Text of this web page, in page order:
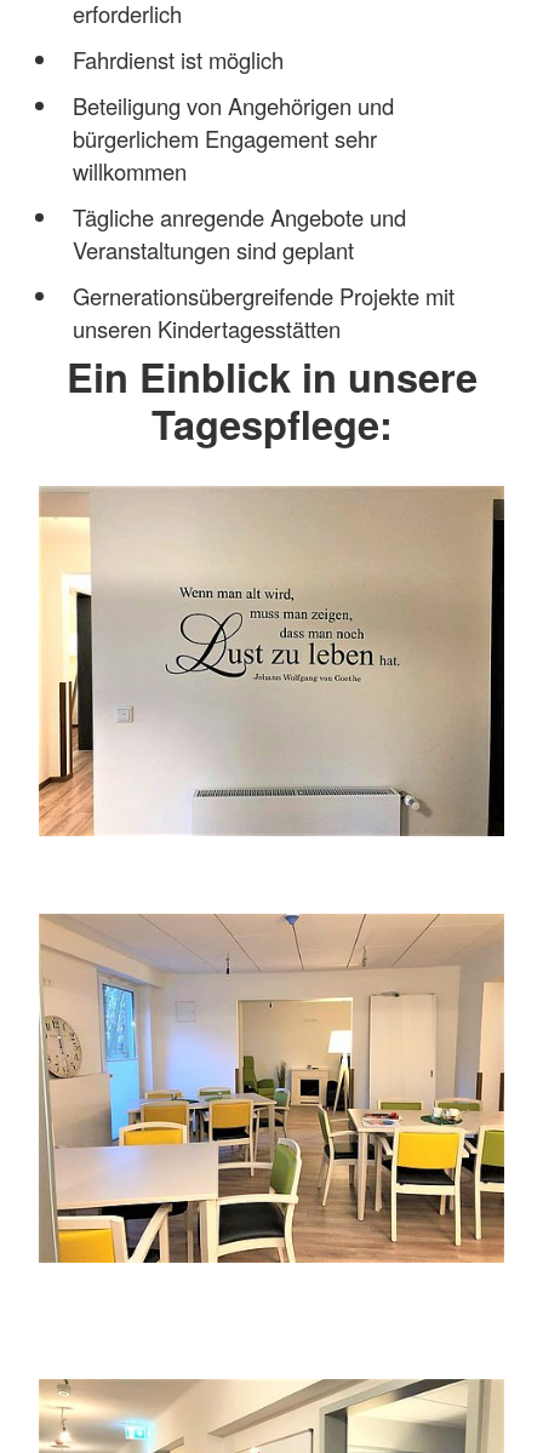
erforderlich
Fahrdienst ist möglich
Beteiligung von Angehörigen und
bürgerlichem Engagement sehr
willkommen
Tägliche anregende Angebote und
Veranstaltungen sind geplant
Gernerationsübergreifende Projekte mit
unseren Kindertagesstätten
Ein Einblick in unsere
Tagespflege: